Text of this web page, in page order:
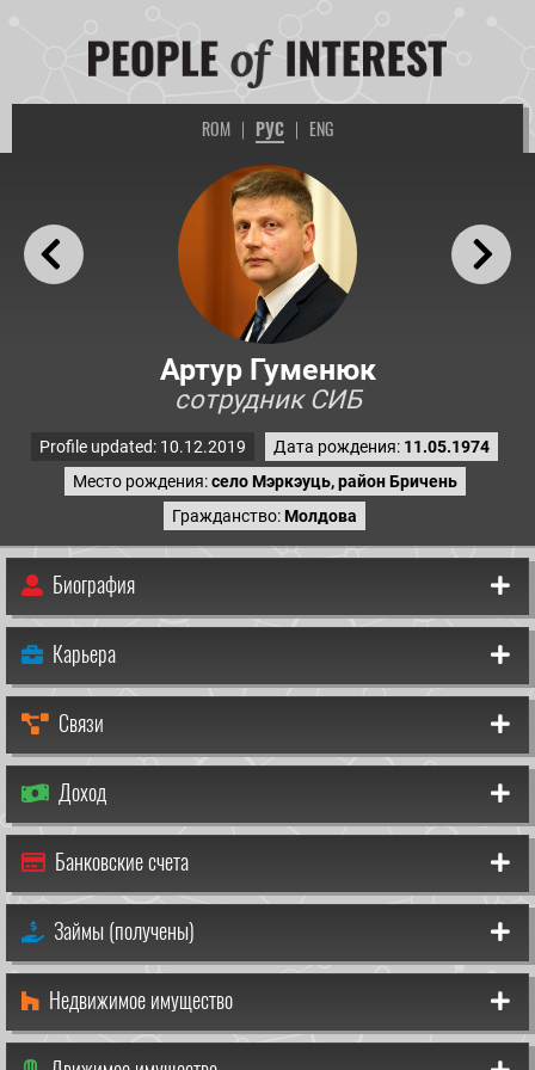
ROM | РУС | ENG
Артур Гуменюк
сотрудник СИБ
Profile updated: 10.12.2019 Дата рождения: 11.05.1974
Место рождения:село Мэркэуць, район Бричень
Гражданство:Молдова
Биография
Карьера
Связи
Доход
Банковские счета
Займы (получены)
Недвижимое имущество